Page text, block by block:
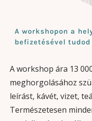
A workshopon a
befizetésével
A workshop ára 13
meghorgolásához
leírást, kávét, vizet,
Természetesen